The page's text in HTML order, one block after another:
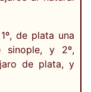
de plata una
y 2º,
de plata, y